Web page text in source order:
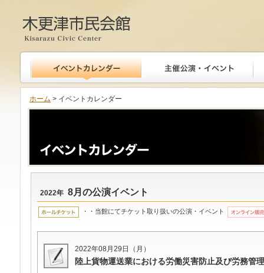
木更津市民会館
ホーム > イベントカレンダー
2022年 8月の公演イベント
・・当館にてチケット取り扱いの公演・イベント
2022年08月29日（月）
陸上貨物運送業における労働災害防止及び労務管